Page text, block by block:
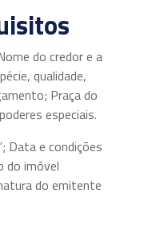
do credor e a
qualidade,
Praça do
especiais.
Data e condições
do imóvel
do emitente